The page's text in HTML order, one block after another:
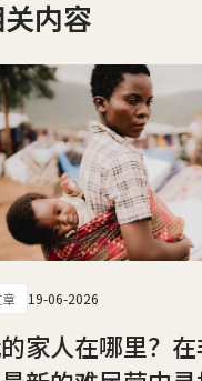
内容
19-06-2026
家人在哪里？